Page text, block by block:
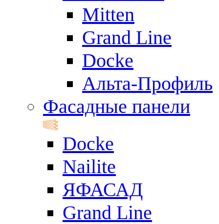
Mitten
Grand Line
Docke
Альта-Профиль
Фасадные панели
Docke
Nailite
ЯФАСАД
Grand Line